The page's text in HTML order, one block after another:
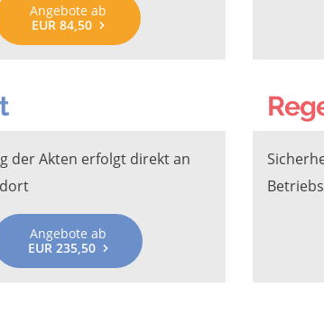
Angebote ab
EUR 84,50
der Akten erfolgt direkt an
Angebote ab
EUR 235,50